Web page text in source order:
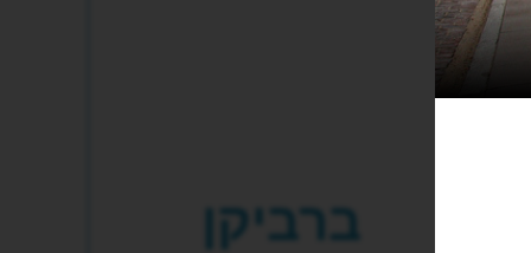
ברביקן